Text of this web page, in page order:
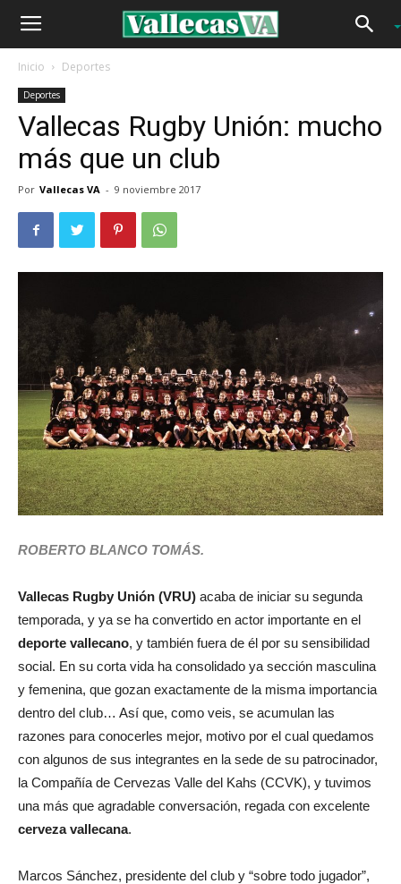
Inicio Deportes
Deportes
Vallecas Rugby Unión: mucho
más que un club
Por Vallecas VA - 9 noviembre 2017
ROBERTO BLANCO TOMÁS.
Vallecas Rugby Unión (VRU) acaba de iniciar su segunda
temporada, y ya se ha convertido en actor importante en el
deporte vallecano, y también fuera de él por su sensibilidad
social. En su corta vida ha consolidado ya sección masculina
y femenina, que gozan exactamente de la misma importancia
dentro del club… Así que, como veis, se acumulan las
razones para conocerles mejor, motivo por el cual quedamos
con algunos de sus integrantes en la sede de su patrocinador,
la Compañía de Cervezas Valle del Kahs (CCVK), y tuvimos
una más que agradable conversación, regada con excelente
cerveza vallecana.
Marcos Sánchez, presidente del club y “sobre todo jugador”,